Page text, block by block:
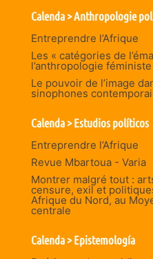
Calenda > Anthropologie
Entreprendre l’Afrique
Les « catégories de
l’anthropologie
Le pouvoir de l’image
sinophones
Calenda > Estudios políticos
Entreprendre l’Afrique
Revue Mbartoua - Varia
Montrer malgré tout :
censure, exil et
Afrique du Nord, au
centrale
Calenda > Epistemología